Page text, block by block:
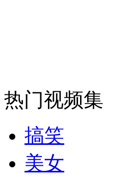
纽约上演“枕头大战”
热门视频集
搞笑
美女